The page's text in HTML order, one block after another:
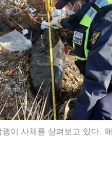
이 사체를 살펴보고 있다.